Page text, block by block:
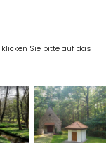
Sie bitte auf das